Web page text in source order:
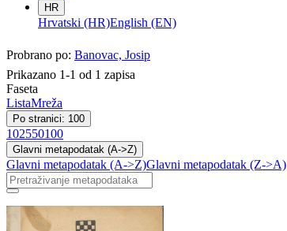
HR
Hrvatski (HR)English (EN)
Probrano po: Banovac, Josip
Prikazano 1-1 od 1 zapisa
Faseta
ListaMreža
Po stranici: 100
102550100
Glavni metapodatak (A->Z)
Glavni metapodatak (A->Z)Glavni metapodatak (Z->A)